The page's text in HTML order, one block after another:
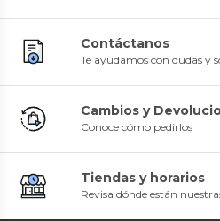
Contáctanos
Te ayudamos con dudas y
Cambios y
Conoce cómo pedirlos
Tiendas y horarios
Revisa dónde están